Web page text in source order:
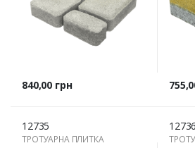
Ціна
840,00 грн Ціна
12735
ТРОТУАРНА ПЛИТКА
12736